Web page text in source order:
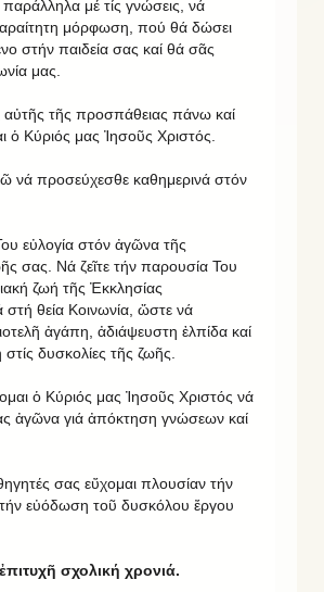
μέ τίς γνώσεις, νά
μόρφωση, πού θά δώσει
στήν παιδεία σας καί θά σᾶς
μας.
αὐτῆς τῆς προσπάθειας πάνω καί
ὁ Κύριός μας Ἰησοῦς Χριστός.
νά προσεύχεσθε καθημερινά στόν
εὐλογία στόν ἀγῶνα τῆς
σας. Νά ζεῖτε τήν παρουσία Του
ζωή τῆς Ἐκκλησίας
θεία Κοινωνία, ὥστε νά
ἀγάπη, ἀδιάψευστη ἐλπίδα καί
δυσκολίες τῆς ζωῆς.
ὁ Κύριός μας Ἰησοῦς Χριστός νά
ἀγῶνα γιά ἀπόκτηση γνώσεων καί
σας εὔχομαι πλουσίαν τήν
τήν εὐόδωση τοῦ δυσκόλου ἔργου
σχολική χρονιά.